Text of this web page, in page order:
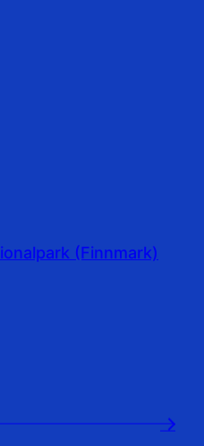
(Finnmark)
→